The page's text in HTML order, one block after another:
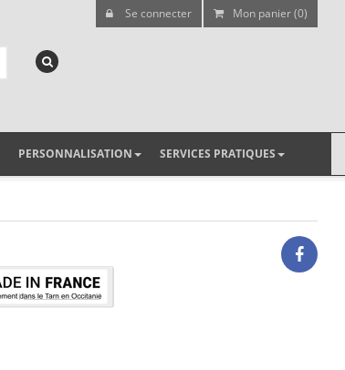
Se connecter Mon panier (0)
PERSONNALISATION SERVICES PRATIQUES